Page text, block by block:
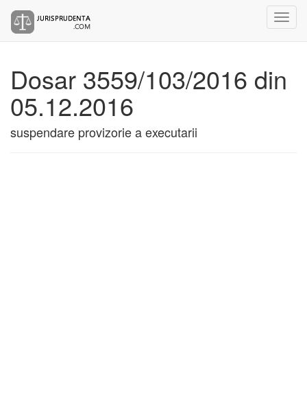
Dosar 3559/103/2016 din
05.12.2016
suspendare provizorie a executarii